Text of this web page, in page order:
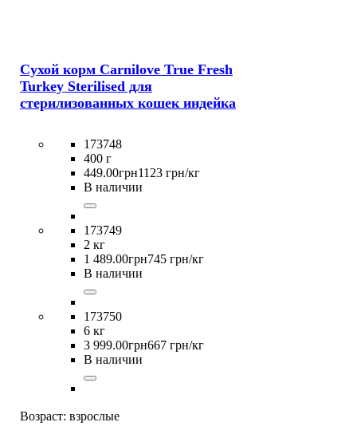
Сухой корм Carnilove True Fresh
Turkey Sterilised для
стерилизованных кошек индейка
173748
400 г
449.00грн1123 грн/кг
В наличии
173749
2 кг
1 489.00грн745 грн/кг
В наличии
173750
6 кг
3 999.00грн667 грн/кг
В наличии
Возраст: взрослые